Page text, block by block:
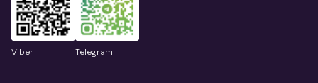
Viber Telegram